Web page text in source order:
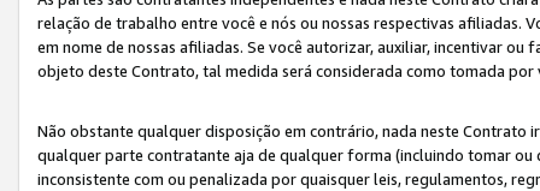
relação de trabalho entre você e nós ou nossas respectivas afiliadas.
em nome de nossas afiliadas. Se você autorizar, auxiliar, incentivar
objeto deste Contrato, tal medida será considerada como tomada por
Não obstante qualquer disposição em contrário, nada neste
qualquer parte contratante aja de qualquer forma (incluindo tomar ou
inconsistente com ou penalizada por quaisquer leis, regulamentos,